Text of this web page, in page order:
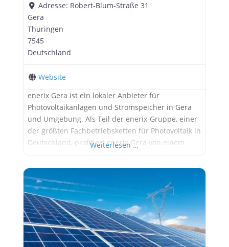
Adresse: Robert-Blum-Straße 31
Gera
Thüringen
7545
Deutschland
Website
enerix Gera ist ein lokaler Anbieter für
Photovoltaikanlagen und Stromspeicher in Gera
und Umgebung. Als Teil der enerix-Gruppe, einer
der größten Fachbetriebsketten für Photovoltaik in
Deutschland, profitiert enerix Gera von einem
Kerngeschäft: enerix Gera konzentriert sich auf
die Planung, Installation und Wartung von
Photovoltaikanlagen und Stromspeichern für
Privathaushalte und Gewerbe. Sie bieten
Komplettlösungen aus einer
Weiterlesen …